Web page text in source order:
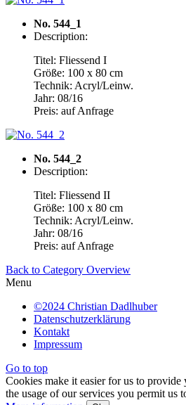
No. 544_1
Description:
Titel: Fliessend I
Größe: 100 x 80 cm
Technik: Acryl/Leinw.
Jahr: 08/16
Preis: auf Anfrage
No. 544_2
Description:
Titel: Fliessend II
Größe: 100 x 80 cm
Technik: Acryl/Leinw.
Jahr: 08/16
Preis: auf Anfrage
Back to Category Overview
Menu
©2024 Christian Dadlhuber
Datenschutzerklärung
Kontakt
Impressum
Go to top
Cookies make it easier for us to
the usage of our services you permit us